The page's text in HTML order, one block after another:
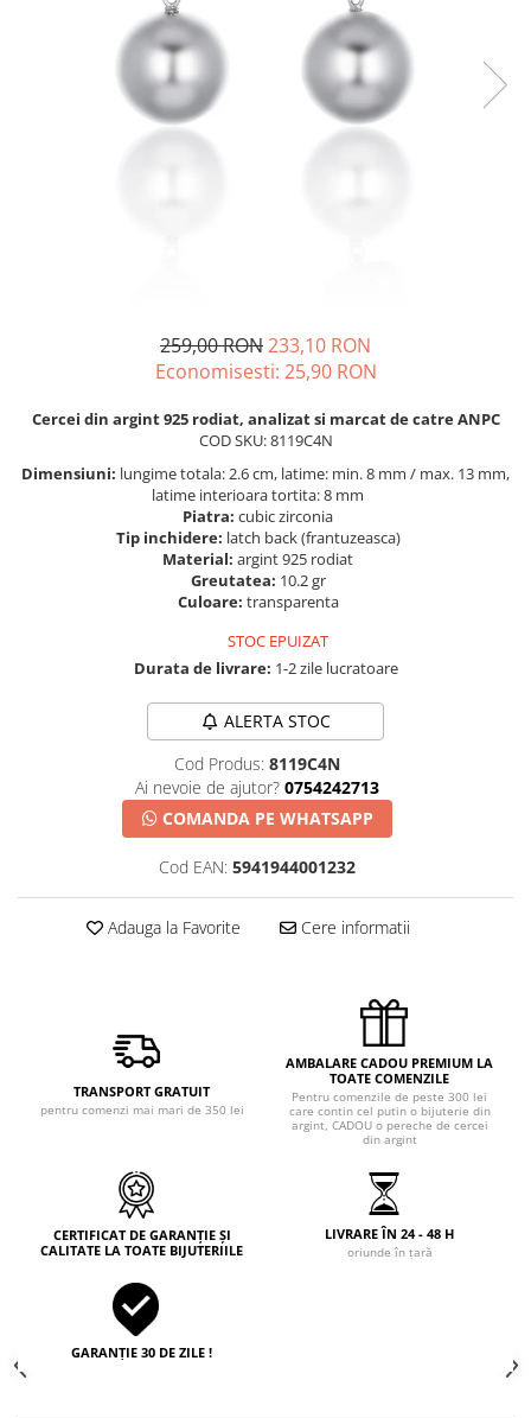
SETURI BIJUTERII
ACE DE CRAVATA
BRATARA TIP ROZARIU
LANTURI TIP ROZARIU
259,00 RON233,10 RON
Economisesti: 25,90 RON
Cercei din argint 925 rodiat, analizat si marcat de catre ANPC
COD SKU: 8119C4N
Dimensiuni: lungime totala: 2.6 cm, latime: min. 8 mm / max. 13 mm,
latime interioara tortita: 8 mm
Piatra: cubic zirconia
Tip inchidere: latch back (frantuzeasca)
Material: argint 925 rodiat
Greutatea: 10.2 gr
Culoare: transparenta
STOC EPUIZAT
Durata de livrare: 1-2 zile lucratoare
ALERTA STOC
Cod Produs: 8119C4N
Ai nevoie de ajutor? 0754242713
COMANDA PE WHATSAPP
Cod EAN: 5941944001232
Adauga la Favorite Cere informatii
TRANSPORT GRATUIT
pentru comenzi mai mari de 350 lei
AMBALARE CADOU PREMIUM LA
TOATE COMENZILE
Pentru comenzile de peste 300 lei
care contin cel putin o bijuterie din
argint, CADOU o pereche de cercei
din argint
CERTIFICAT DE GARANȚIE ȘI
CALITATE LA TOATE BIJUTERIILE
LIVRARE ÎN 24 - 48 H
oriunde în țară
GARANȚIE 30 DE ZILE !